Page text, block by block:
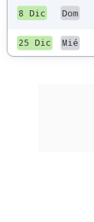
8 Dic Dom
25 Dic Mié